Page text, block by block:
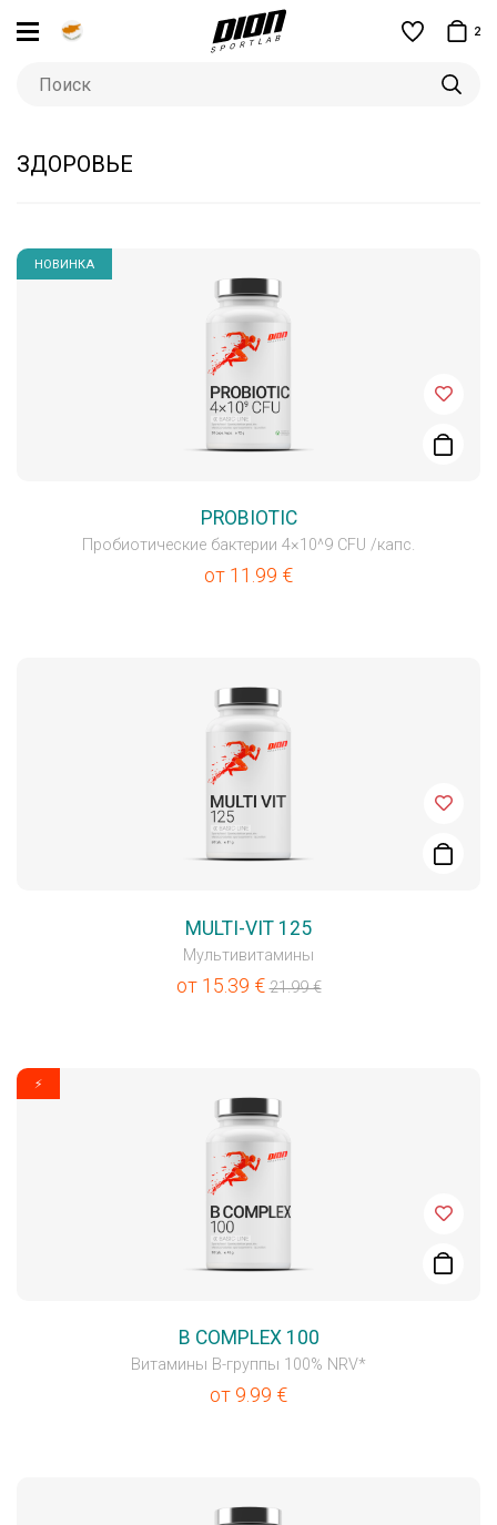
2
ЗДОРОВЬЕ
НОВИНКА
PROBIOTIC
Пробиотические бактерии 4×10^9 CFU /капс.
от 11.99 €
MULTI-VIT 125
Мультивитамины
от 15.39 €21.99€
⚡
B COMPLEX 100
Витамины В-группы 100% NRV*
от 9.99 €